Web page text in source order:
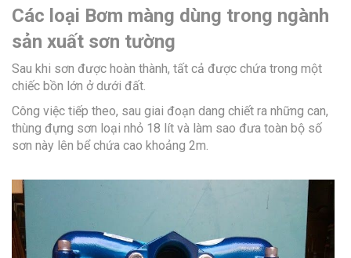
Các loại Bơm màng dùng trong ngành
sản xuất sơn tường
Sau khi sơn được hoàn thành, tất cả được chứa trong một
chiếc bồn lớn ở dưới đất.
Công việc tiếp theo, sau giai đoạn dang chiết ra những can,
thùng đựng sơn loại nhỏ 18 lít và làm sao đưa toàn bộ số
sơn này lên bể chứa cao khoảng 2m.